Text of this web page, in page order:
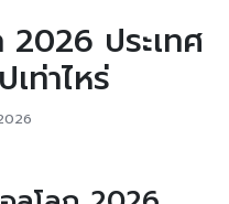
ประเทศ
เท่าไหร่